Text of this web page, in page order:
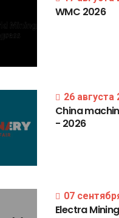
WMC 2026
26 августа
China
- 2026
07
ElectraMining